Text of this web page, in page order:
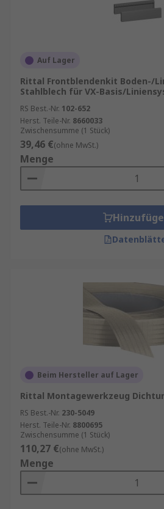
Auf Lager
Rittal Frontblendenkit Boden-/
Stahlblech für VX-Basis/
RS Best.-Nr. 102-652
Herst. Teile-Nr. 8660033
Zwischensumme (1 Stück)
39,46 €(ohne MwSt.)
Menge
Beim Hersteller auf Lager
Rittal Montagewerkzeug
RS Best.-Nr. 230-5049
Herst. Teile-Nr. 8800695
Zwischensumme (1 Stück)
110,27 €(ohne MwSt.)
Menge